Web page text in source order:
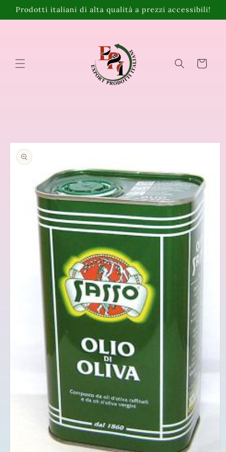
direttamente
ai contenuti
Prodotti italiani di alta qualità a prezzi accessibili!
Carrello
Passa alle
informazioni
sul prodotto